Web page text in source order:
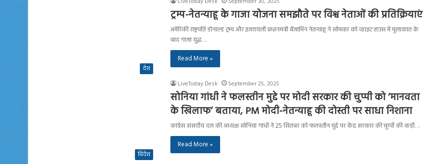
ट्रम्प-नेतन्याहू के गाजा योजना समझौते पर विश्व नेताओं की प्रतिक्रियाएं
अमेरिकी राष्ट्रपति डोनाल्ड ट्रम्प और इजरायली प्रधानमंत्री बेंजामिन नेतन्याहू ने सोमवार को व्हाइट हाउस में मुलाकात के
बाद गाजा युद्ध…
Read More »
देश
LiveToday Desk
September 25, 2025
सोनिया गांधी ने फलस्तीन मुद्दे पर मोदी सरकार की चुप्पी को ‘मानवता
के खिलाफ’ बताया, PM मोदी-नेतन्याहू की दोस्ती पर साधा निशाना
कांग्रेस संसदीय दल की अध्यक्ष सोनिया गांधी ने 25 सितंबर को फलस्तीन मुद्दे पर केंद्र सरकार की चुप्पी की कड़ी…
Read More »
विदेश